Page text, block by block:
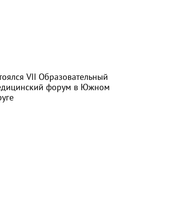
VII Образовательный
форум в Южном